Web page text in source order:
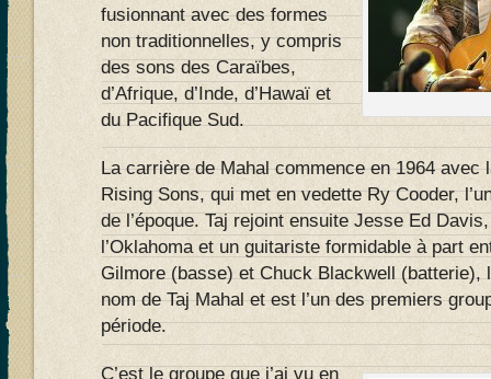
fusionnant avec des formes
non traditionnelles, y compris
des sons des Caraïbes,
d’Afrique, d’Inde, d’Hawaï et
du Pacifique Sud.
La carrière de Mahal commence en 1964 avec
Rising Sons, qui met en vedette Ry Cooder,
de l’époque. Taj rejoint ensuite Jesse Ed
l’Oklahoma et un guitariste formidable à part
Gilmore (basse) et Chuck Blackwell (batterie),
nom de Taj Mahal et est l’un des premiers
période.
C’est le groupe que j’ai vu en